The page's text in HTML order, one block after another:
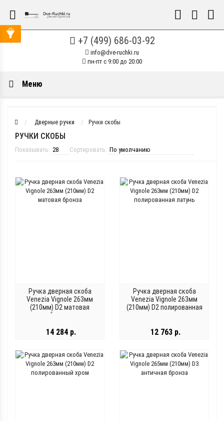
+7 (499) 686-03-92
info@dve-ruchki.ru
пн-пт с 9:00 до 20:00
Меню
Дверные ручки Ручки скобы
РУЧКИ СКОБЫ
Показывать: Сортировать:
Ручка дверная скоба
Venezia Vignole 263мм
(210мм) D2 матовая
бронза
14 284 р.
Ручка дверная скоба
Venezia Vignole 263мм
(210мм) D2 полированная
12 763 р.